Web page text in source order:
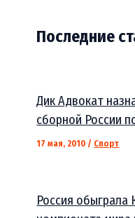
Последние
Дик Адвокат
сборной России
17 мая, 2010 / Спорт
Россия